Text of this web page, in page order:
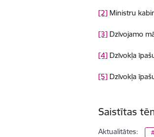
[2] Ministru
[3] Dzīvojamo
[4] Dzīvokļa
[5] Dzīvokļa
Saistītas
Aktualitātes: